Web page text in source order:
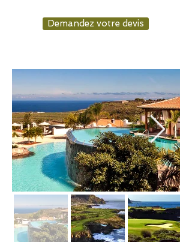
Demandez votre devis